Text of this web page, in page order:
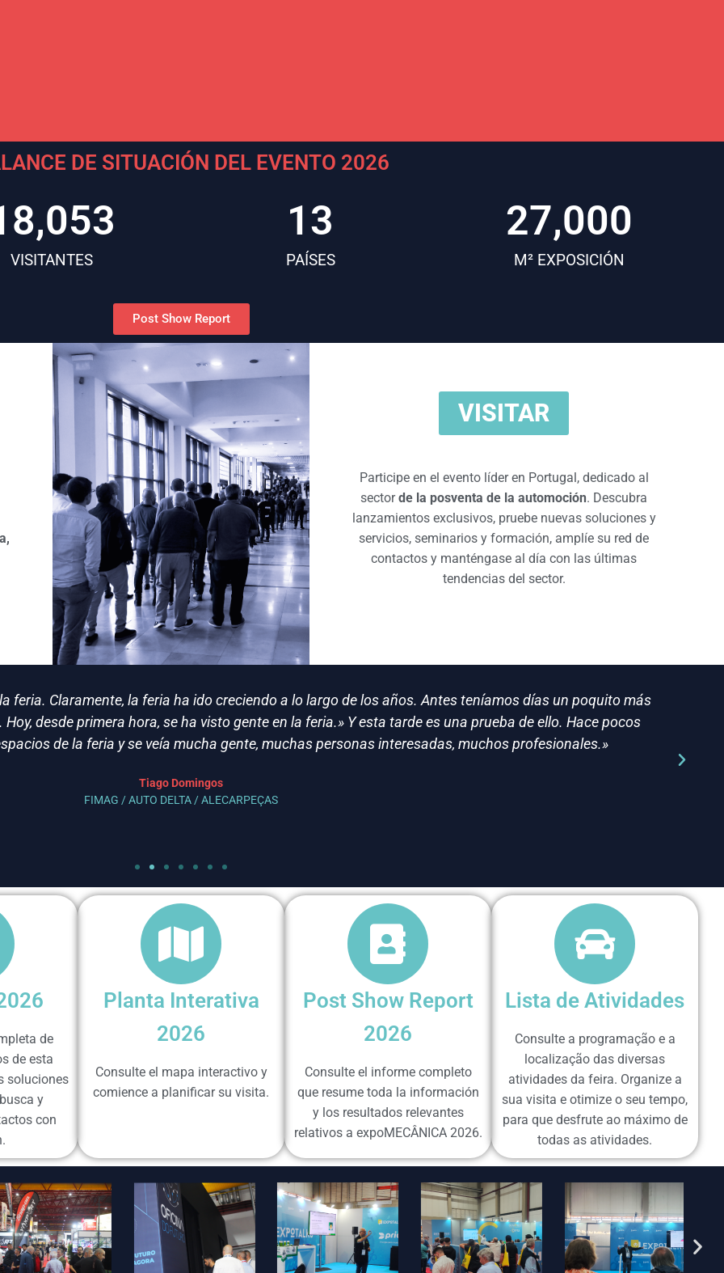
DE SITUACIÓN DEL EVENTO 2026
VISITANTES PAÍSES
13
M² EXPOSICIÓN
27,000
Post Show Report
VISITAR
Participe en el evento líder en Portugal, dedicado al
sectorde la posventa de la automoción. Descubra
lanzamientos exclusivos, pruebe nuevas soluciones y
servicios, seminarios y formación, amplíe su red de
contactos y manténgase al día con las últimas
tendencias del sector.
feria. Claramente, la feria ha ido creciendo a lo largo de los años. Antes teníamos días un poquito más
desde primera hora, se ha visto gente en la feria.» Y esta tarde es una prueba de ello. Hace pocos
de la feria y se veía mucha gente, muchas personas interesadas, muchos profesionales.»
Tiago Domingos
FIMAG / AUTO DELTA / ALECARPEÇAS
de
de esta
soluciones
y
con
Planta Interativa
2026
Consulte el mapa interactivo y
comience a planificar su visita.
Post Show Report
2026
Consulte el informe completo
que resume toda la información
y los resultados relevantes
relativos a expoMECÂNICA 2026.
Lista de Atividades
Consulte a programação e a
localização das diversas
atividades da feira. Organize a
sua visita e otimize o seu tempo,
para que desfrute ao máximo de
todas as atividades.